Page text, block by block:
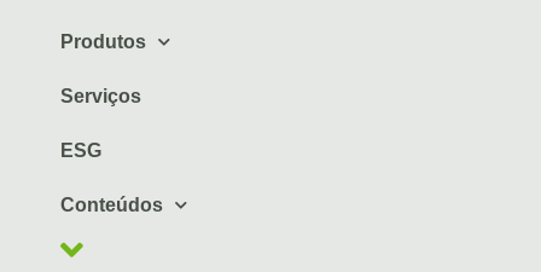
Produtos
Serviços
ESG
Conteúdos